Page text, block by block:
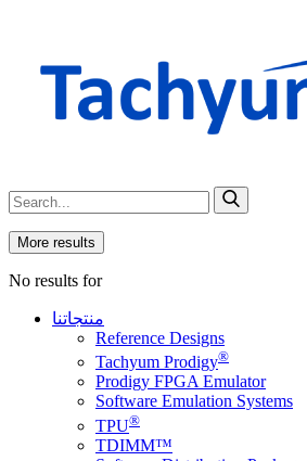
More results
No results for
منتجاتنا
Reference Designs
Tachyum Prodigy®
Prodigy FPGA Emulator
Software Emulation Systems
TPU®
TDIMM™